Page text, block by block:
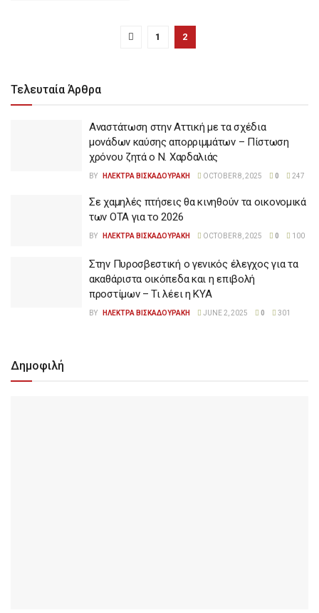
1 2
Τελευταία Άρθρα
Αναστάτωση στην Αττική με τα σχέδια
μονάδων καύσης απορριμμάτων – Πίστωση
χρόνου ζητά ο Ν. Χαρδαλιάς
BY ΗΛΕΚΤΡΑ ΒΙΣΚΑΔΟΥΡΑΚΗ OCTOBER 8, 2025 0 247
Σε χαμηλές πτήσεις θα κινηθούν τα οικονομικά
των ΟΤΑ για το 2026
BY ΗΛΕΚΤΡΑ ΒΙΣΚΑΔΟΥΡΑΚΗ OCTOBER 8, 2025 0 100
Στην Πυροσβεστική ο γενικός έλεγχος για τα
ακαθάριστα οικόπεδα και η επιβολή
προστίμων – Τι λέει η ΚΥΑ
BY ΗΛΕΚΤΡΑ ΒΙΣΚΑΔΟΥΡΑΚΗ JUNE 2, 2025 0 301
Δημοφιλή